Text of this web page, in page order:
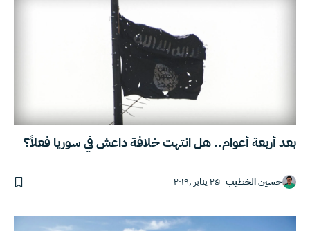
بعد أربعة أعوام.. هل انتهت خلافة داعش في سوريا فعلاً؟
حسين الخطيب ٢٤ يناير ,٢٠١٩